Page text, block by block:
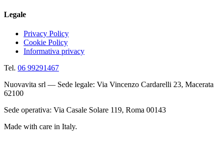
Legale
Privacy Policy
Cookie Policy
Informativa privacy
Tel. 06 99291467
Nuovavita srl — Sede legale: Via Vincenzo Cardarelli 23, Macerata
62100
Sede operativa: Via Casale Solare 119, Roma 00143
Made with care in Italy.